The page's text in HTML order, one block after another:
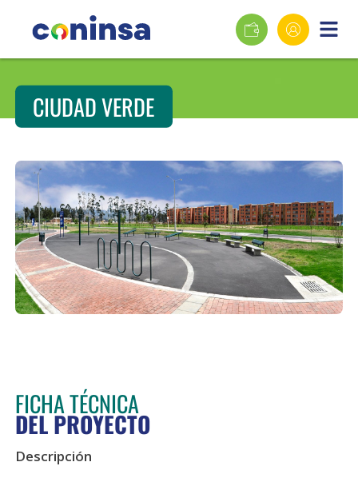
CIUDAD VERDE
FICHA TÉCNICA
DEL PROYECTO
Descripción